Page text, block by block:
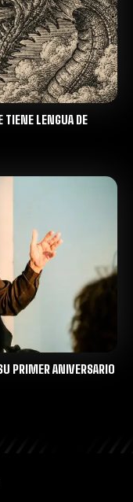
TIENE LENGUA DE
PRIMER ANIVERSARIO